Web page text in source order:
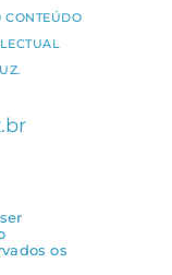
CONTEÚDO
os